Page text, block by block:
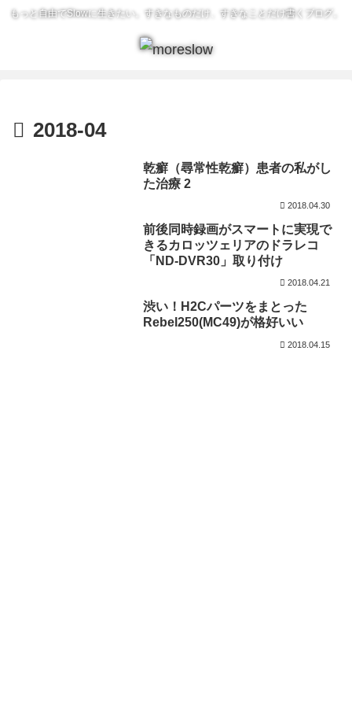
もっと自由でSlowに生きたい。すきなものだけ、すきなことだけ書くブログ。
2018-04
乾癬（尋常性乾癬）患者の私がし
た治療 2
2018.04.30
前後同時録画がスマートに実現で
きるカロッツェリアのドラレコ
「ND-DVR30」取り付け
2018.04.21
渋い！H2Cパーツをまとった
Rebel250(MC49)が格好いい
2018.04.15